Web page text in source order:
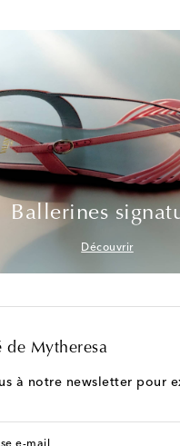
Ballerines
Découvrir
de Mytheresa
à notre newsletter pour